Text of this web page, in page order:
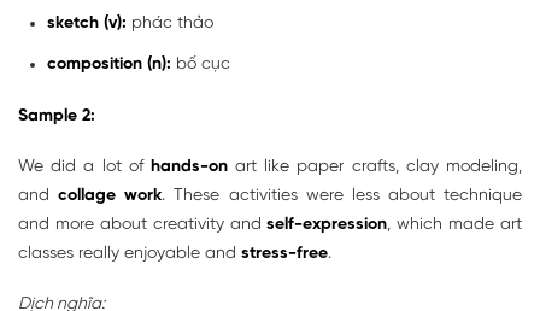
sketch (v): phác thảo
composition (n): bố cục
Sample 2:
We did a lot of hands-onart like paper crafts, clay modeling,
andcollage work. These activities were less about technique
and more about creativity and self-expression, which made art
classes really enjoyable and stress-free.
Dịch nghĩa: